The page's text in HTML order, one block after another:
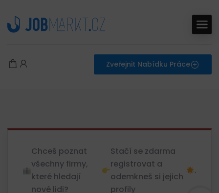
Zveřejnit Nabídku Práce
Chceš poznat
všechny firmy,
které hledají
nové lidi?
Stačí se zdarma
registrovat a
odemkneš si jejich
profily
.